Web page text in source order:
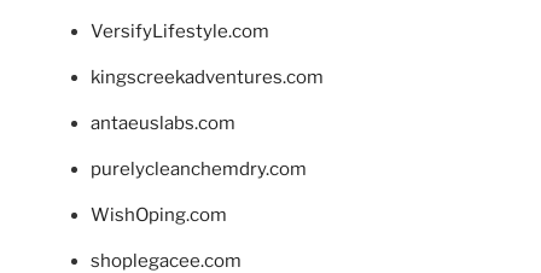
VersifyLifestyle.com
kingscreekadventures.com
antaeuslabs.com
purelycleanchemdry.com
WishOping.com
shoplegacee.com